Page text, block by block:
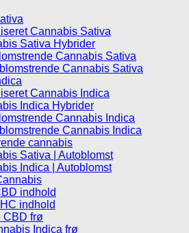
Cannabis Sativa
Sativa Hybrider
Cannabis Sativa
Cannabis Sativa
Cannabis Indica
Indica Hybrider
Cannabis Indica
Cannabis Indica
cannabis
Sativa | Autoblomst
Indica | Autoblomst
indhold
indhold
CBD frø
Indica frø